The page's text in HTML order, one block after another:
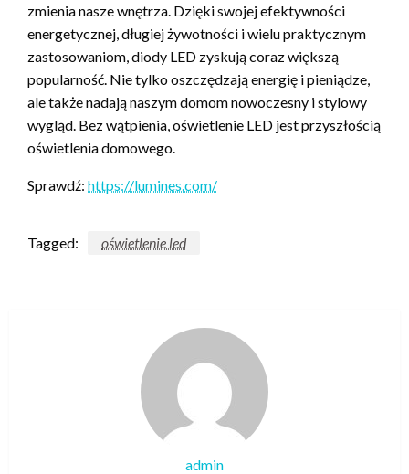
zmienia nasze wnętrza. Dzięki swojej efektywności
energetycznej, długiej żywotności i wielu praktycznym
zastosowaniom, diody LED zyskują coraz większą
popularność. Nie tylko oszczędzają energię i pieniądze,
ale także nadają naszym domom nowoczesny i stylowy
wygląd. Bez wątpienia, oświetlenie LED jest przyszłością
oświetlenia domowego.
Sprawdź: https://lumines.com/
Tagged: oświetlenie led
admin